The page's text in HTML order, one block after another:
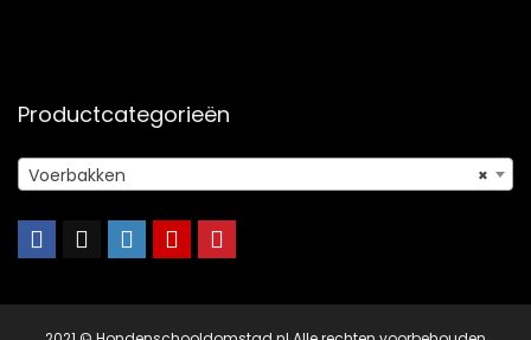
Productcategorieën
×
Voerbakken